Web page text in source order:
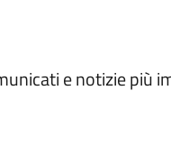
e notizie più